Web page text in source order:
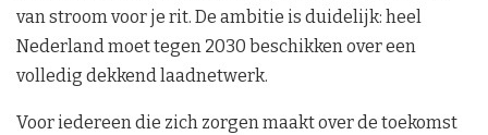
van stroom voor je rit. De ambitie is duidelijk: heel
Nederland moet tegen 2030 beschikken over een
volledig dekkend laadnetwerk.
Voor iedereen die zich zorgen maakt over de toekomst